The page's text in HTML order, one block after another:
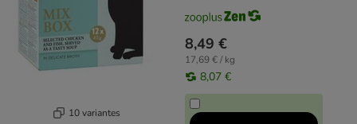
10 variantes
8,49 €
17,69 € / kg
8,07 €